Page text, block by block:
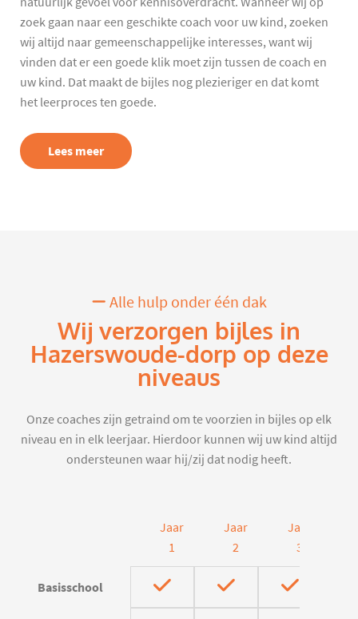
zoek gaan naar een geschikte coach voor uw kind, zoeken
wij altijd naar gemeenschappelijke interesses, want wij
vinden dat er een goede klik moet zijn tussen de coach en
uw kind. Dat maakt de bijles nog plezieriger en dat komt
het leerproces ten goede.
Lees meer
Alle hulp onder één dak
Wij verzorgen bijles in
Hazerswoude-dorp op deze
niveaus
Onze coaches zijn getraind om te voorzien in bijles op elk
niveau en in elk leerjaar. Hierdoor kunnen wij uw kind altijd
ondersteunen waar hij/zij dat nodig heeft.
Jaar
1
Jaar
2
Jaar
3
Basisschool